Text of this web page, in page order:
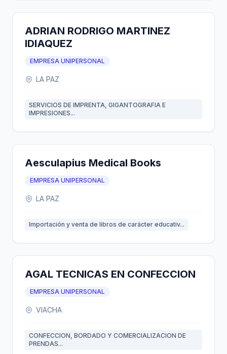
ADRIAN RODRIGO MARTINEZ
IDIAQUEZ
EMPRESA UNIPERSONAL
LA PAZ
SERVICIOS DE IMPRENTA, GIGANTOGRAFIA E
IMPRESIONES...
Aesculapius Medical Books
EMPRESA UNIPERSONAL
LA PAZ
Importación y venta de libros de carácter educativ...
AGAL TECNICAS EN CONFECCION
EMPRESA UNIPERSONAL
VIACHA
CONFECCION, BORDADO Y COMERCIALIZACION DE
PRENDAS...